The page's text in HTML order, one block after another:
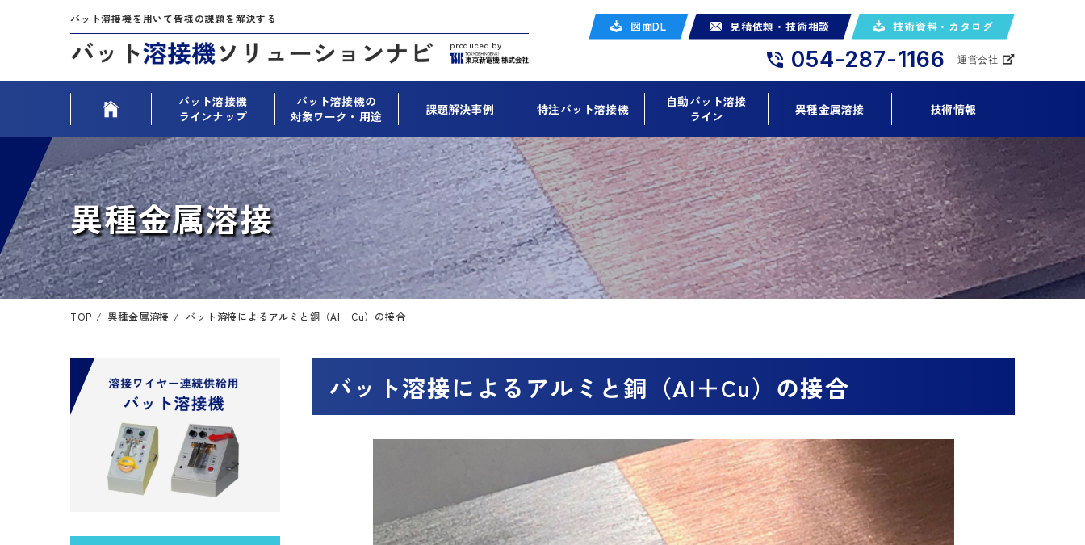
バット溶接機を用いて皆様の課題を解決する
produced by
図面DL 見積依頼・技術相談 技術資料・カタログ
054-287-1166 運営会社
バット溶接機
ラインナップ
バット溶接機の
対象ワーク・用途
課題解決事例 特注バット溶接機
自動バット溶接
ライン
異種金属溶接 技術情報
異種金属溶接
TOP 異種金属溶接 バット溶接によるアルミと銅（Al＋Cu）の接合
バット溶接によるアルミと銅（Al＋Cu）の接合